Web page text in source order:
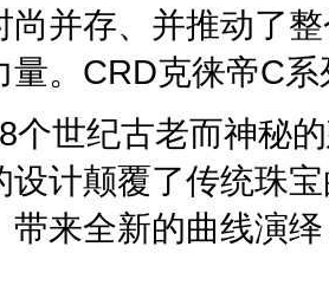
尚并存、并推动了
量。CRD克徕帝C
个世纪古老而神秘
设计颠覆了传统珠
带来全新的曲线演